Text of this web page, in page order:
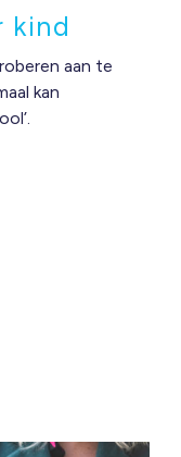
kind
aan te
kan